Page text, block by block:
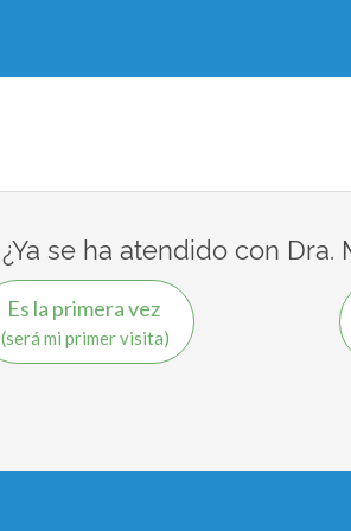
¿Ya se ha atendido con Dra.
Es la primera vez
(será mi primer visita)